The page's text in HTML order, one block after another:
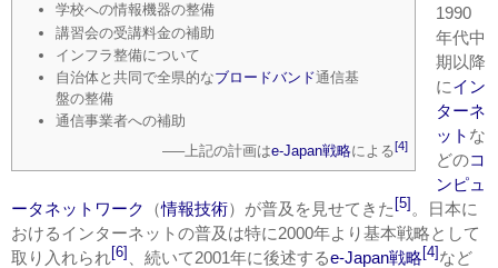
学校への情報機器の整備
講習会の受講料金の補助
インフラ整備について
自治体と共同で全県的なブロードバンド通信基
盤の整備
通信事業者への補助
—–上記の計画はe-Japan戦略による[4]
1990
年代中
期以降
にイン
ターネ
ット な
どのコ
ンピュ
ータネットワーク
（情報技術）が普及を見せてきた [5] 。日本に
おけるインターネットの普及は特に2000年より基本戦略として
取り入れられ[6] 、続いて2001年に後述するe-Japan戦略[4] など